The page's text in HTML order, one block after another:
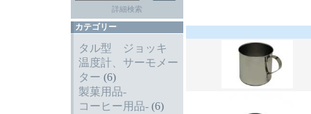
詳細検索
カテゴリー
タル型 ジョッキ
温度計、サーモメー
ター (6)
製菓用品-
コーヒー用品- (6)